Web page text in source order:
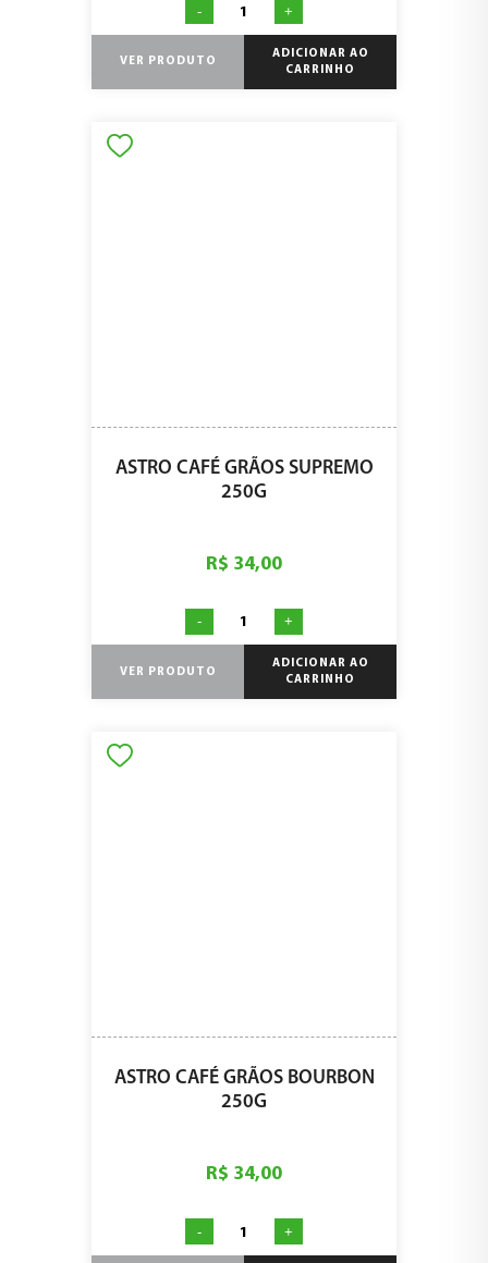
- +
VER PRODUTO
ADICIONAR AO
CARRINHO
ASTRO CAFÉ GRÃOS SUPREMO
250G
R$ 34,00
- +
VER PRODUTO
ADICIONAR AO
CARRINHO
ASTRO CAFÉ GRÃOS BOURBON
250G
R$ 34,00
- +